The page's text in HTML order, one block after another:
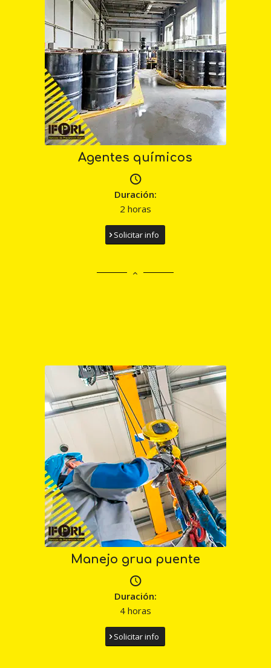
Agentes químicos
Duración:
2 horas
Solicitar info
Manejo grua puente
Duración:
4 horas
Solicitar info